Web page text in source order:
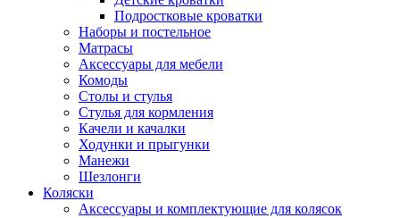
Подростковые кроватки
Наборы и постельное
Матрасы
Аксессуары для мебели
Комоды
Столы и стулья
Стулья для кормления
Качели и качалки
Ходунки и прыгунки
Манежи
Шезлонги
Коляски
Аксессуары и комплектующие для колясок